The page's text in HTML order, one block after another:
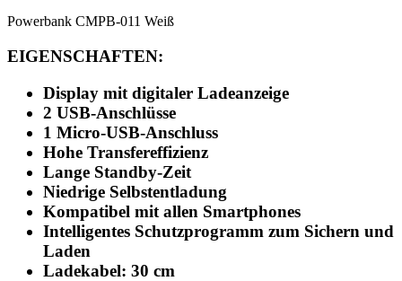
Powerbank CMPB-011 Weiß
EIGENSCHAFTEN:
Display mit digitaler Ladeanzeige
2 USB-Anschlüsse
1 Micro-USB-Anschluss
Hohe Transfereffizienz
Lange Standby-Zeit
Niedrige Selbstentladung
Kompatibel mit allen Smartphones
Intelligentes Schutzprogramm zum Sichern und
Laden
Ladekabel: 30 cm